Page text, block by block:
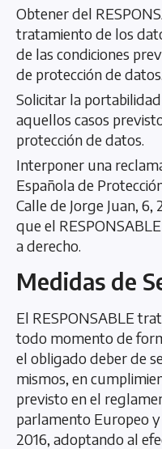
Obtener del
tratamiento de los
de las condiciones
de protección de datos.
Solicitar la
aquellos casos
protección de datos.
Interponer una
Española de
Calle de Jorge Juan,
que el
a derecho.
Medidas de
El RESPONSABLE
todo momento de
el obligado deber de
mismos, en
previsto en el
parlamento Europeo
2016, adoptando al